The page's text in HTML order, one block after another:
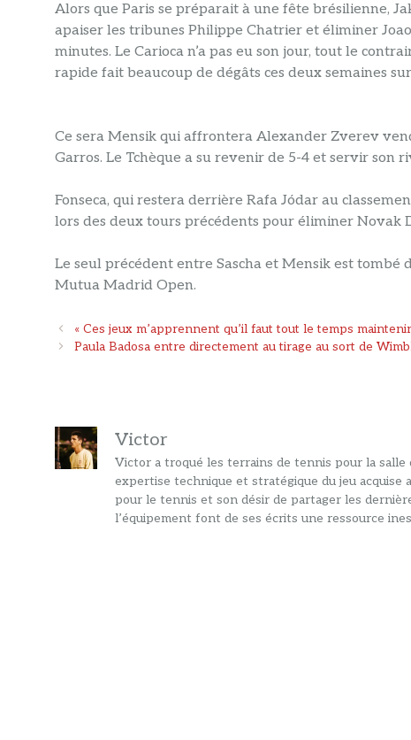
Alors que Paris se préparait à une fête brésilienne,
apaiser les tribunes Philippe Chatrier et éliminer
minutes. Le Carioca n’a pas eu son jour, tout le
rapide fait beaucoup de dégâts ces deux semaines
Ce sera Mensik qui affrontera Alexander Zverev
Garros. Le Tchèque a su revenir de 5-4 et servir son
Fonseca, qui restera derrière Rafa Jódar au
lors des deux tours précédents pour éliminer Novak
Le seul précédent entre Sascha et Mensik est
Mutua Madrid Open.
Navigation
des
« Ces jeux m’apprennent qu’il faut tout le temps
Paula Badosa entre directement au tirage au sort de
Victor
Victor a troqué les terrains de tennis pour la
expertise technique et stratégique du jeu acquise
pour le tennis et son désir de partager les
l’équipement font de ses écrits une ressource